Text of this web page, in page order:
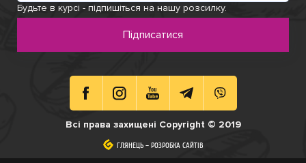
Всі права захищені Copyright © 2019
Будьте в курсі - підпишіться на нашу розсилку.
Підписатися
ГЛЯНЕЦЬ– РОЗРОБКА САЙТІВ
ГЛЯНЕЦЬ– РОЗРОБКА САЙТІВ